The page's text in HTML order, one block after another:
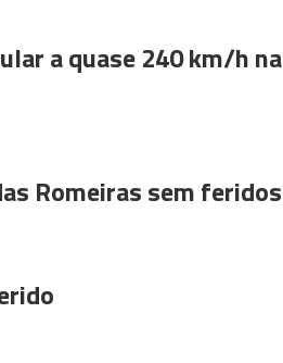
a quase 240 km/h na
Romeiras sem feridos